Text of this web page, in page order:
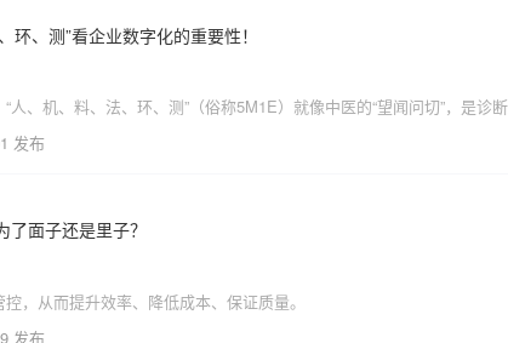
环、测”看企业数字化的重要性！
、机、料、法、环、测”（俗称5M1E）就像中医的“望闻问切”，是诊
发布
面子还是里子？
，从而提升效率、降低成本、保证质量。
发布